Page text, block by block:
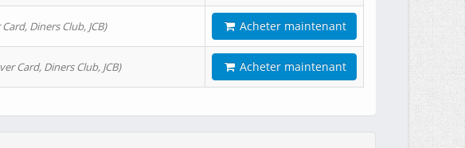
Diners Club, JCB) Acheter maintenant
Card, Diners Club, JCB) Acheter maintenant